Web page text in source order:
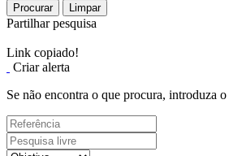
Procurar Limpar
Partilhar pesquisa
Link copiado!
Criar alerta
Se não encontra o que procura, introduza